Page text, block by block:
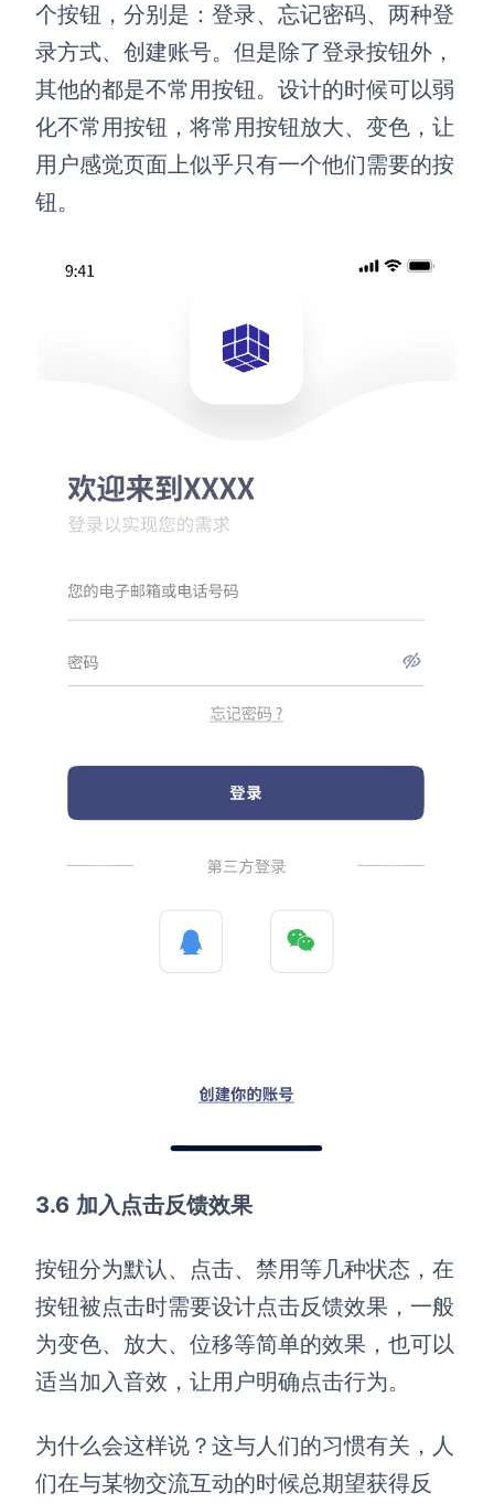
个按钮，分别是：登录、忘记密码、两种登
录方式、创建账号。但是除了登录按钮外，
其他的都是不常用按钮。设计的时候可以弱
化不常用按钮，将常用按钮放大、变色，让
用户感觉页面上似乎只有一个他们需要的按
钮。
3.6 加入点击反馈效果
按钮分为默认、点击、禁用等几种状态，在
按钮被点击时需要设计点击反馈效果，一般
为变色、放大、位移等简单的效果，也可以
适当加入音效，让用户明确点击行为。
为什么会这样说？这与人们的习惯有关，人
们在与某物交流互动的时候总期望获得反